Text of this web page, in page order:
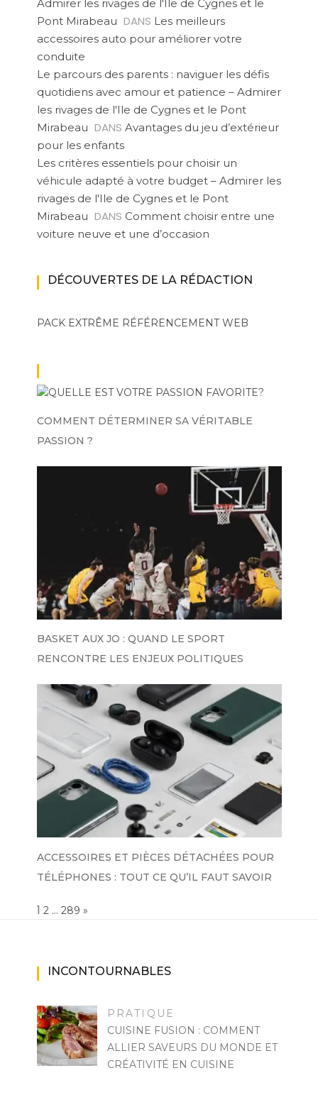
Admirer les rivages de l'Ile de Cygnes et le
Pont Mirabeau DANS Les meilleurs
accessoires auto pour améliorer votre
conduite
Le parcours des parents : naviguer les défis
quotidiens avec amour et patience – Admirer
les rivages de l'Ile de Cygnes et le Pont
Mirabeau DANS Avantages du jeu d’extérieur
pour les enfants
Les critères essentiels pour choisir un
véhicule adapté à votre budget – Admirer les
rivages de l'Ile de Cygnes et le Pont
Mirabeau DANS Comment choisir entre une
voiture neuve et une d’occasion
DÉCOUVERTES DE LA RÉDACTION
PACK EXTRÊME RÉFÉRENCEMENT WEB
COMMENT DÉTERMINER SA VÉRITABLE
PASSION ?
BASKET AUX JO : QUAND LE SPORT
RENCONTRE LES ENJEUX POLITIQUES
ACCESSOIRES ET PIÈCES DÉTACHÉES POUR
TÉLÉPHONES : TOUT CE QU’IL FAUT SAVOIR
Page:
1 2 … 289 NEXT
»
INCONTOURNABLES
PRATIQUE
CUISINE FUSION : COMMENT
ALLIER SAVEURS DU MONDE ET
CRÉATIVITÉ EN CUISINE